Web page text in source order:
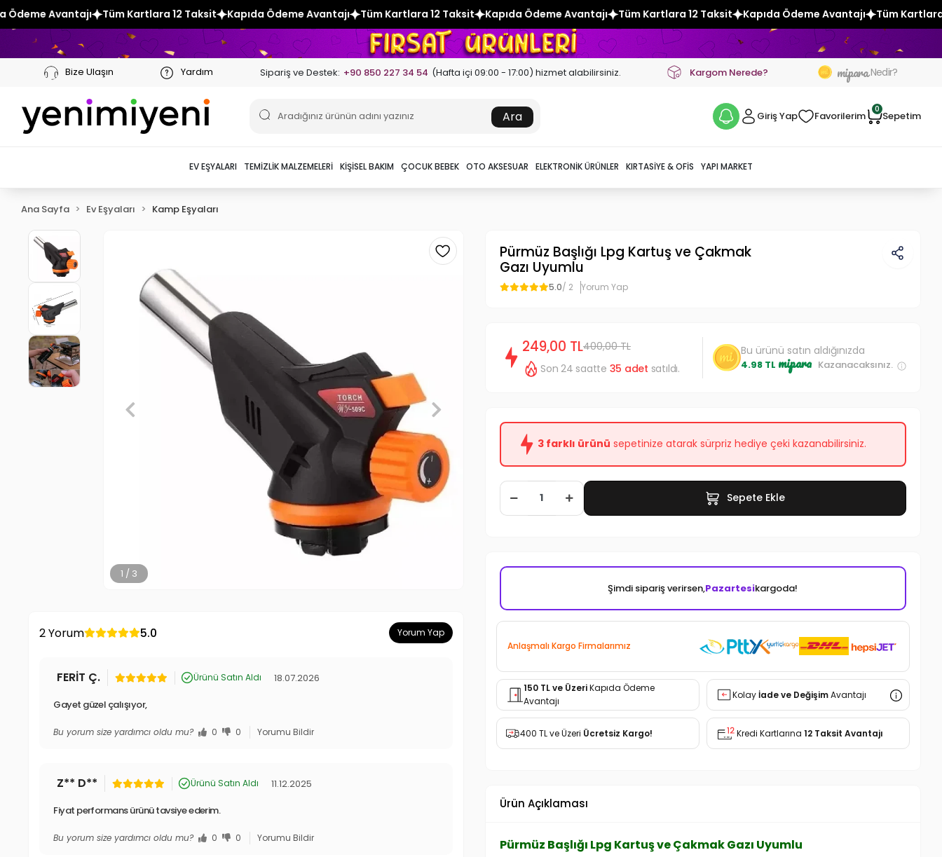
Tüm Kartlara 12 Taksit Kapıda Ödeme Avantajı Tüm Kartlara 12 Taksit Kapıda Ödeme Avantajı Tüm Kartlara 12 Taksit Kapıda Ödeme Avantajı Tüm Kartlara 12 Taksit Kapıda
Bize Ulaşın Yardım Sipariş ve Destek: +90 850 227 34 54 (Hafta içi 09:00 - 17:00) hizmet alabilirsiniz. Kargom Nerede? mipara Nedir?
Ara Giriş Yap Favorilerim
0
Sepetim
EV EŞYALARI TEMIZLIK MALZEMELERI KIŞISEL BAKIM ÇOCUK BEBEK OTO AKSESUAR ELEKTRONIK ÜRÜNLER KIRTASIYE & OFIS YAPI MARKET
Ana Sayfa Ev Eşyaları Kamp Eşyaları
2 / 3
2 Yorum 5.0 Yorum Yap
FERİT Ç. Ürünü Satın Aldı 18.07.2026
Gayet güzel çalışıyor,
Bu yorum size yardımcı oldu mu? 0 0 Yorumu Bildir
Z** D** Ürünü Satın Aldı 11.12.2025
Fiyat performans ürünü tavsiye ederim.
Bu yorum size yardımcı oldu mu? 0 0 Yorumu Bildir
Pürmüz Başlığı Lpg Kartuş ve Çakmak
Gazı Uyumlu
5.0/ 2 Yorum Yap
249,00 TL400,00 TL
Son 24 saatte 35 adet satıldı.
Bu ürünü satın aldığınızda
4.98 TL mipara Kazanacaksınız.
3 farklı ürünü sepetinize atarak sürpriz hediye çeki kazanabilirsiniz.
Sepete Ekle
Şimdi sipariş verirsen,Pazartesikargoda!
Anlaşmalı Kargo Firmalarımız
150 TL ve ÜzeriKapıda Ödeme
Avantajı
Kolayİade ve DeğişimAvantajı
400 TL ve Üzeri Ücretsiz Kargo! Kredi Kartlarına 12 Taksit Avantajı
Ürün Açıklaması
Pürmüz Başlığı Lpg Kartuş ve Çakmak Gazı Uyumlu